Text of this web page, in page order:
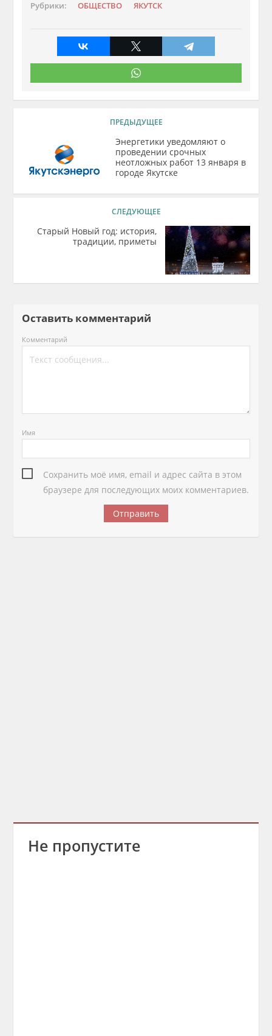
Рубрики: ОБЩЕСТВО ЯКУТСК
ПРЕДЫДУЩЕЕ
Энергетики уведомляют о
проведении срочных
неотложных работ 13 января в
городе Якутске
СЛЕДУЮЩЕЕ
Старый Новый год: история,
традиции, приметы
Оставить комментарий
Комментарий
Имя
Сохранить моё имя, email и адрес сайта в этом
браузере для последующих моих комментариев.
Не пропустите